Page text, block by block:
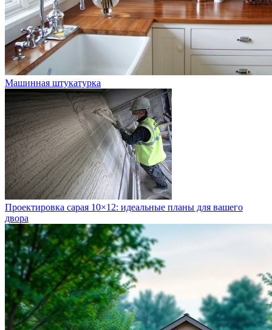
Машинная штукатурка
Проектировка сарая 10×12: идеальные планы для вашего
двора